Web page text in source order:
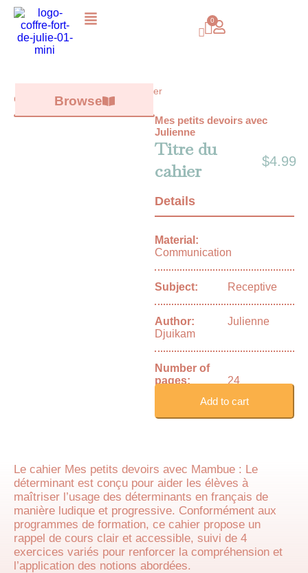
Catalog / All books/
Titre du cahier
Browse
Mes petits devoirs avec
Julienne
Titre du
cahier
$4.99
Details
Material:
Communication
Subject: Receptive
Author:
Julienne
Djuikam
Number of
pages:
24
Add to cart
Le cahier Mes petits devoirs avec Mambue : Le
déterminant est conçu pour aider les élèves à
maîtriser l’usage des déterminants en français de
manière ludique et progressive. Conformément aux
programmes de formation, ce cahier propose un
rappel de cours clair et accessible, suivi de 4
exercices variés pour renforcer la compréhension et
l’application des notions abordées.